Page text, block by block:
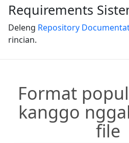
Requirements
Deleng Repository
rincian.
Format
kanggo
file